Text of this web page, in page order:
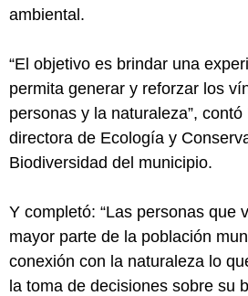
ambiental.
“El objetivo es brindar una
permita generar y reforzar los
personas y la naturaleza”,
directora de Ecología y
Biodiversidad del municipio.
Y completó: “Las personas que
mayor parte de la población
conexión con la naturaleza lo
la toma de decisiones sobre su